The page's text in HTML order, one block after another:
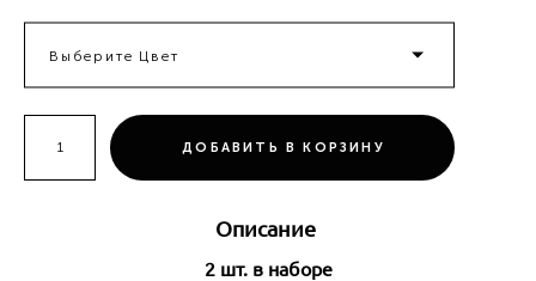
Выберите Цвет
ДОБАВИТЬ В КОРЗИНУ
Описание
2 шт. в наборе